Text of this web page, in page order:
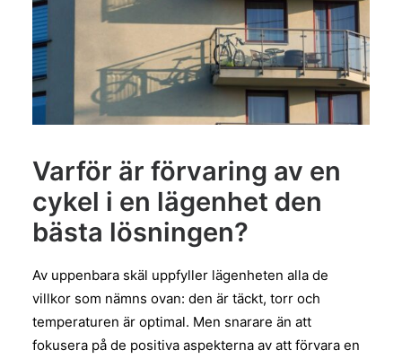
Varför är förvaring av en
cykel i en lägenhet den
bästa lösningen?
Av uppenbara skäl uppfyller lägenheten alla de
villkor som nämns ovan: den är täckt, torr och
temperaturen är optimal. Men snarare än att
fokusera på de positiva aspekterna av att förvara en